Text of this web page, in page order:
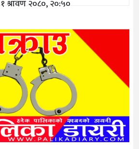
१ श्रावण २०८०, २०:५०